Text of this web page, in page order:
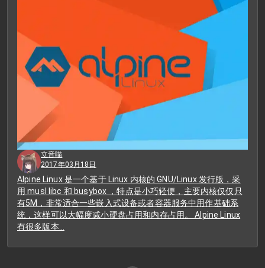
立音喵
2017年03月18日
Alpine Linux 是一个基于 Linux 内核的 GNU/Linux 发行版，采
用 musl libc 和 busybox ，特点是小巧轻便，主要内核仅仅只
有5M，非常适合一些嵌入式设备或者容器服务中用作基础系
统，这样可以大幅度减小硬盘占用和内存占用。 Alpine Linux
有很多版本…